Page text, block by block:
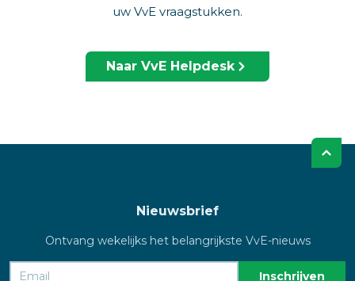
uw VvE vraagstukken.
Naar VvE Helpdesk
Nieuwsbrief
Ontvang wekelijks het belangrijkste VvE-nieuws